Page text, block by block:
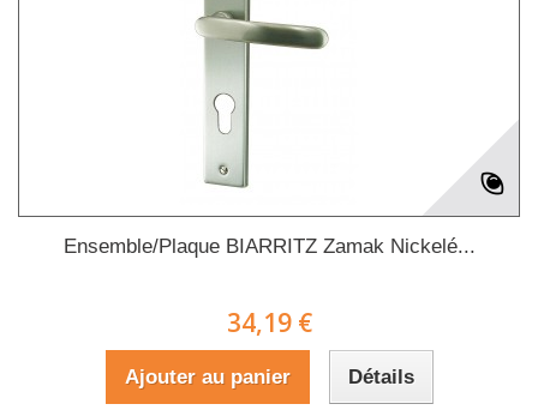
Ensemble/Plaque BIARRITZ Zamak Nickelé...
34,19 €
Ajouter au panier Détails